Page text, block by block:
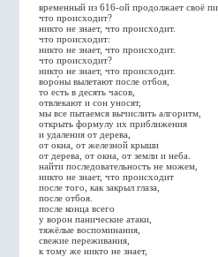
временный из 616-ой продолжает своё
что происходит?
никто не знает, что происходит.
что происходит:
никто не знает, что происходит.
что происходит?
никто не знает, что происходит.
воро́ны вылетают после отбоя,
то есть в десять часов,
отвлекают и сон уносят,
мы все пытаемся вычислить алгоритм,
открыть формулу их приближения
и удаления от дерева,
от окна, от железной крыши
от дерева, от окна, от земли и неба.
найти последовательность не можем,
никто не знает, что происходит
после того, как закрыл глаза,
после отбоя.
после конца всего
у ворон панические атаки,
тяжёлые воспоминания,
свежие переживания,
к тому же никто не знает,